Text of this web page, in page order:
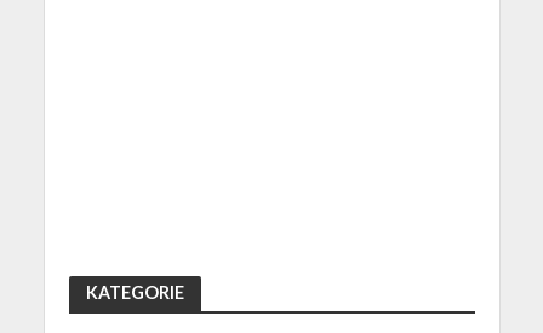
KATEGORIE